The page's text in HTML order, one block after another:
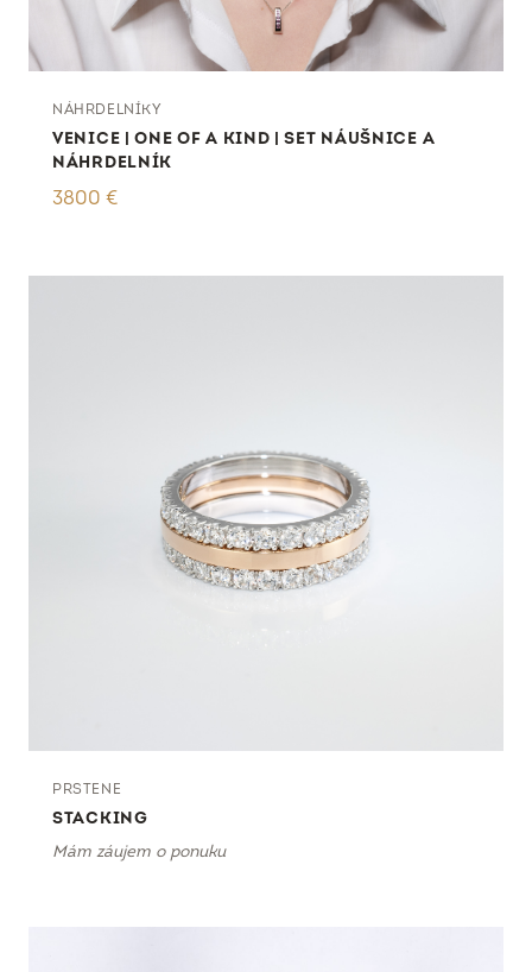
NÁHRDELNÍKY
VENICE | ONE OF A KIND | SET NÁUŠNICE A
NÁHRDELNÍK
3800 €
PRSTENE
STACKING
Mám záujem o ponuku